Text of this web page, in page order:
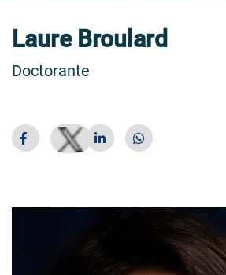
Publications
Laure Broulard
Doctorante